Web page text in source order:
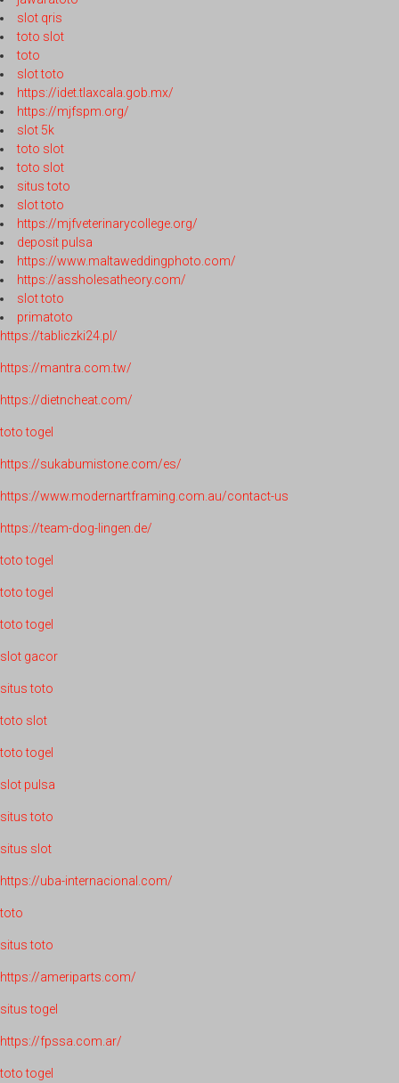
slot qris
toto slot
toto
slot toto
https://idet.tlaxcala.gob.mx/
https://mjfspm.org/
slot 5k
toto slot
toto slot
situs toto
slot toto
https://mjfveterinarycollege.org/
deposit pulsa
https://www.maltaweddingphoto.com/
https://assholesatheory.com/
slot toto
primatoto
https://tabliczki24.pl/
https://mantra.com.tw/
https://dietncheat.com/
toto togel
https://sukabumistone.com/es/
https://www.modernartframing.com.au/contact-us
https://team-dog-lingen.de/
toto togel
toto togel
toto togel
slot gacor
situs toto
toto slot
toto togel
slot pulsa
situs toto
situs slot
https://uba-internacional.com/
toto
situs toto
https://ameriparts.com/
situs togel
https://fpssa.com.ar/
toto togel